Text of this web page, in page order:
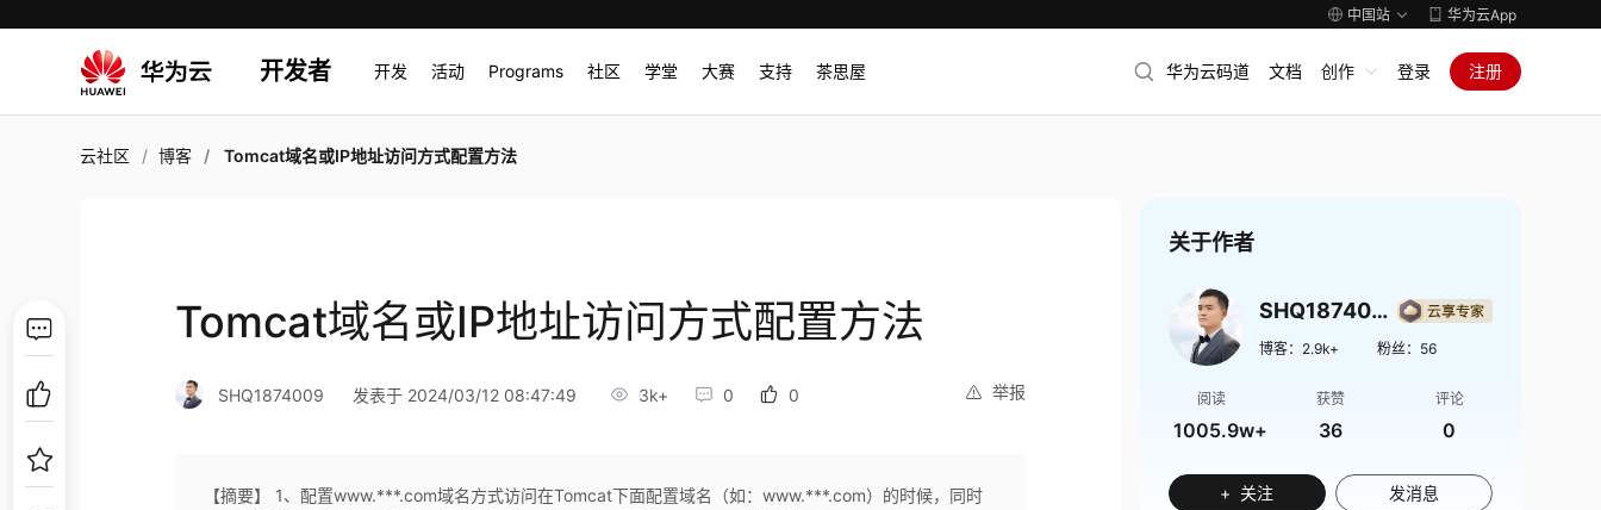
中国站 华为云App
开发者 开发 活动 Programs 社区 学堂 大赛 支持 茶思屋 华为云码道 文档 创作 登录 注册
云社区 博客 Tomcat域名或IP地址访问方式配置方法
Tomcat域名或IP地址访问方式配置方法
举报
SHQ1874009 发表于 2024/03/12 08:47:49 3k+ 0 0
【摘要】 1、配置www.***.com域名方式访问在Tomcat下面配置域名（如：www.***.com）的时候，同时
关于作者
SHQ1874009
博客： 2.9k+ 粉丝： 56
阅读
1005.9w+
获赞
36
评论
0
+ 关注 发消息